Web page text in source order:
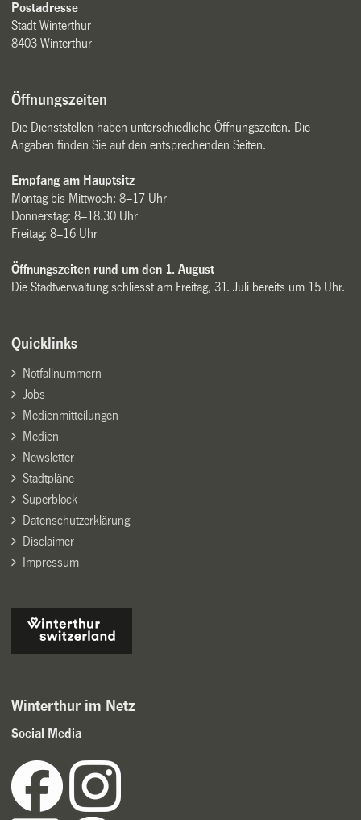
Postadresse
Stadt Winterthur
8403 Winterthur
Öffnungszeiten
Die Dienststellen haben unterschiedliche Öffnungszeiten. Die
Angaben finden Sie auf den entsprechenden Seiten.
Empfang am Hauptsitz
Montag bis Mittwoch: 8–17 Uhr
Donnerstag: 8–18.30 Uhr
Freitag: 8–16 Uhr
Öffnungszeiten rund um den 1. August
Die Stadtverwaltung schliesst am Freitag, 31. Juli bereits um 15 Uhr.
Quicklinks
Notfallnummern
Jobs
Medienmitteilungen
Medien
Newsletter
Stadtpläne
Superblock
Datenschutzerklärung
Disclaimer
Impressum
Winterthur im Netz
Social Media